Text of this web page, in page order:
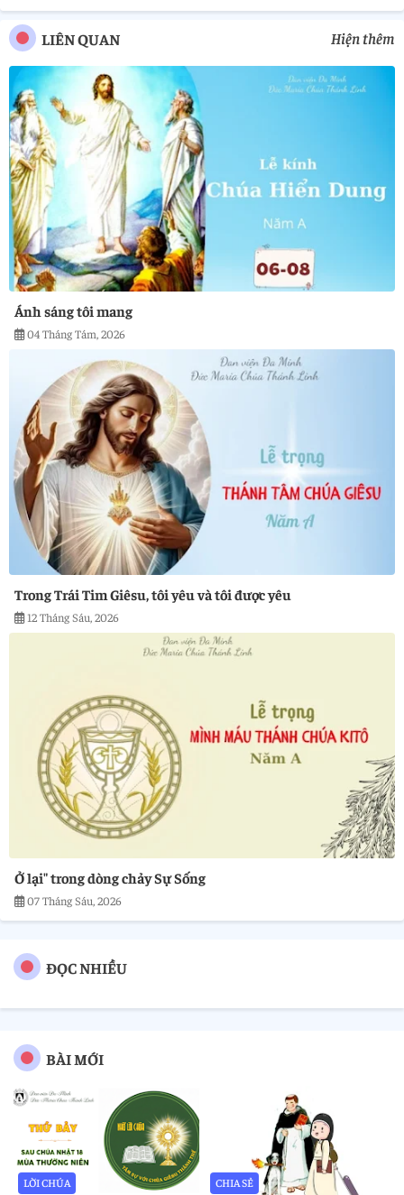
LIÊN QUAN Hiện thêm
Ánh sáng tôi mang
04 Tháng Tám, 2026
Trong Trái Tim Giêsu, tôi yêu và tôi được yêu
12 Tháng Sáu, 2026
Ở lại" trong dòng chảy Sự Sống
07 Tháng Sáu, 2026
ĐỌC NHIỀU
BÀI MỚI
LỜI CHÚA CHIA SẺ